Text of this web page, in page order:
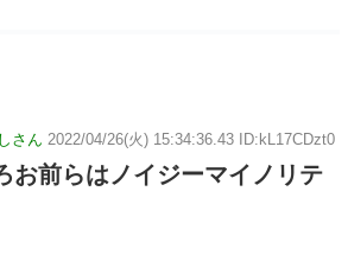
さん 2022/04/26(火) 15:34:36.43 ID:kL17CDzt0
お前らはノイジーマイノリテ